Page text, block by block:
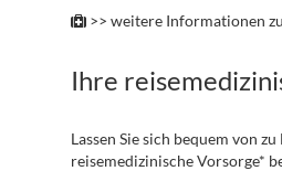
>> weitere Informationen zu
Ihre
Lassen Sie sich bequem von
reisemedizinische Vorsorge*